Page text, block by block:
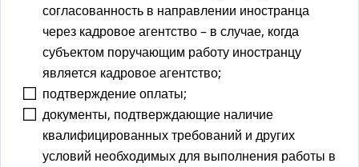
согласованность в направлении иностранца
через кадровое агентство – в случае, когда
субъектом поручающим работу иностранцу
является кадровое агентство;
подтверждение оплаты;
документы, подтверждающие наличие
квалифицированных требований и других
условий необходимых для выполнения работы в